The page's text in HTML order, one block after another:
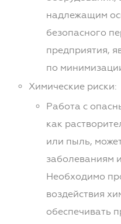
надлежащим
безопасного
предприятия,
по
Химические риски:
Работа с
как
или пыль,
заболеваниям
Необходимо
воздействия
обеспечивать